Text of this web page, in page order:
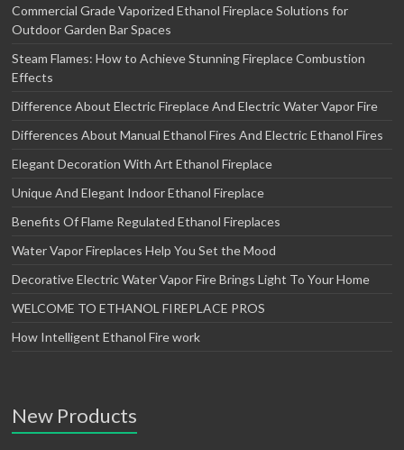
Commercial Grade Vaporized Ethanol Fireplace Solutions for
Outdoor Garden Bar Spaces
Steam Flames: How to Achieve Stunning Fireplace Combustion
Effects
Difference About Electric Fireplace And Electric Water Vapor Fire
Differences About Manual Ethanol Fires And Electric Ethanol Fires
Elegant Decoration With Art Ethanol Fireplace
Unique And Elegant Indoor Ethanol Fireplace
Benefits Of Flame Regulated Ethanol Fireplaces
Water Vapor Fireplaces Help You Set the Mood
Decorative Electric Water Vapor Fire Brings Light To Your Home
WELCOME TO ETHANOL FIREPLACE PROS
How Intelligent Ethanol Fire work
New Products